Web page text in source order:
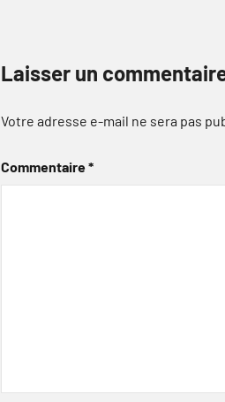
Laisser un
Votre adresse e-mail ne sera pas
Commentaire*